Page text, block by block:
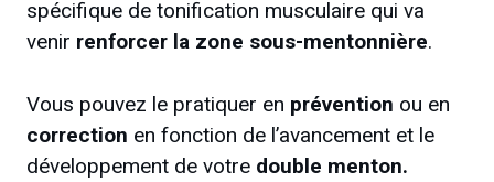
spécifique de tonification musculaire qui va
venir renforcer la zone sous-mentonnière.
Vous pouvez le pratiquer en prévention ou en
correction en fonction de l’avancement et le
développement de votre double menton.